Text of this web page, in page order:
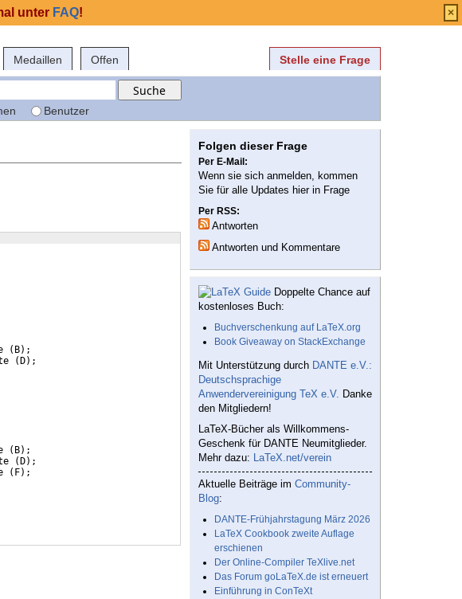
Medaillen Offen Stelle eine Frage
Benutzer
( B) ;
( D) ;
( B) ;
( D) ;
( F) ;
Folgen dieser Frage
Per E-Mail:
Wenn sie sich anmelden, kommen
Sie für alle Updates hier in Frage
Per RSS:
Antworten
Antworten und Kommentare
Doppelte Chance auf
kostenloses Buch:
Buchverschenkung auf LaTeX.org
Book Giveaway on StackExchange
Mit Unterstützung durch DANTE e.V.:
Deutschsprachige
Anwendervereinigung TeX e.V. Danke
den Mitgliedern!
LaTeX-Bücher als Willkommens-
Geschenk für DANTE Neumitglieder.
Mehr dazu: LaTeX.net/verein
Aktuelle Beiträge im Community-
Blog:
DANTE-Frühjahrstagung März 2026
LaTeX Cookbook zweite Auflage
erschienen
Der Online-Compiler TeXlive.net
Das Forum goLaTeX.de ist erneuert
Einführung in ConTeXt
unter FAQ! ×